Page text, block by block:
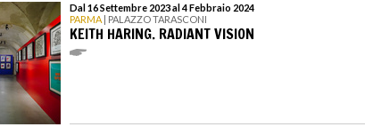
Dal 16 Settembre 2023 al 4 Febbraio 2024
PARMA | PALAZZO TARASCONI
KEITH HARING. RADIANT VISION